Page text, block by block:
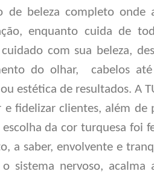
de beleza completo onde
enquanto cuida de
com sua beleza,
do olhar, cabelos
estética de resultados. A
fidelizar clientes, além de
da cor turquesa foi
a saber, envolvente e
sistema nervoso, acalma